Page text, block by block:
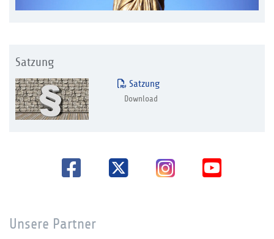
Satzung
Satzung
Download
Unsere Partner